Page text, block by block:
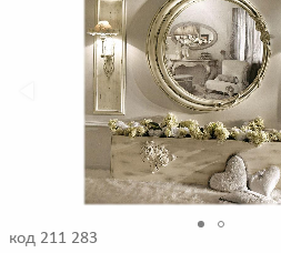
код 211 283